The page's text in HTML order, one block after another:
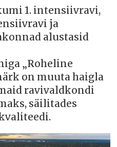
1. intensiivravi,
ja
alustasid
„Roheline
on muuta haigla
ravivaldkondi
säilitades